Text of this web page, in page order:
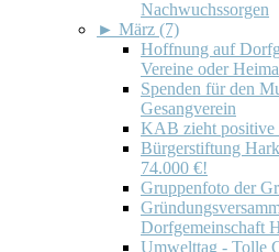
Nachwuchssorgen
► März (7)
Hoffnung auf
Vereine oder
Spenden für den
Gesangverein
KAB zieht positive
Bürgerstiftung
74.000 €!
Gruppenfoto der
Dorfgemeinschaft
Umwelttag - Tolle